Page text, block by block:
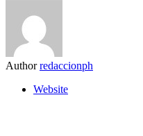
Author redaccionph
Website